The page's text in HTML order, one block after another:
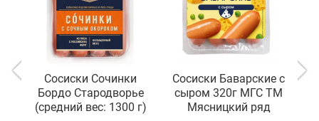
Сосиски Сочинки
Бордо Стародворье
(средний вес: 1300 г)
Сосиски Баварские с
сыром 320г МГС ТМ
Мясницкий ряд